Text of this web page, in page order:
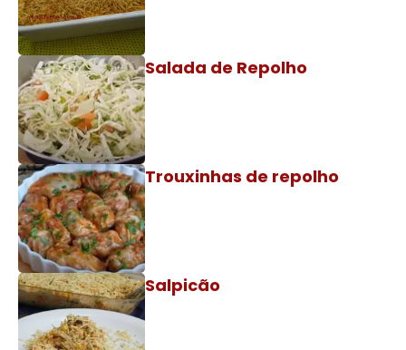
Salada de Repolho
Trouxinhas de repolho
Salpicão